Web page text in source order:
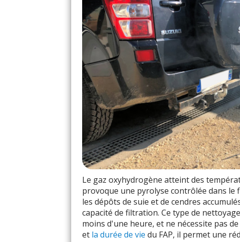
Le gaz oxyhydrogène atteint des
provoque une pyrolyse contrôlée dans le
les dépôts de suie et de cendres
capacité de filtration. Ce type de
moins d'une heure, et ne nécessite pas
et la durée de vie du FAP, il permet une